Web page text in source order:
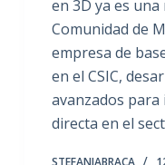
en 3D ya es
Comunidad de
empresa de
en el CSIC,
avanzados
directa en el
STEFANIABRACA